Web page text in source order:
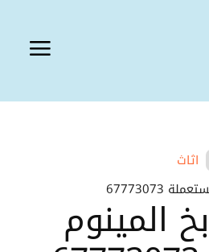
اثاث
المينوم